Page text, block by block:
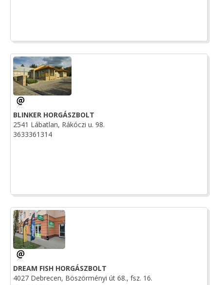
BLINKER HORGÁSZBOLT
2541 Lábatlan, Rákóczi u. 98.
3633361314
DREAM FISH HORGÁSZBOLT
4027 Debrecen, Böszörményi út 68., fsz. 16.